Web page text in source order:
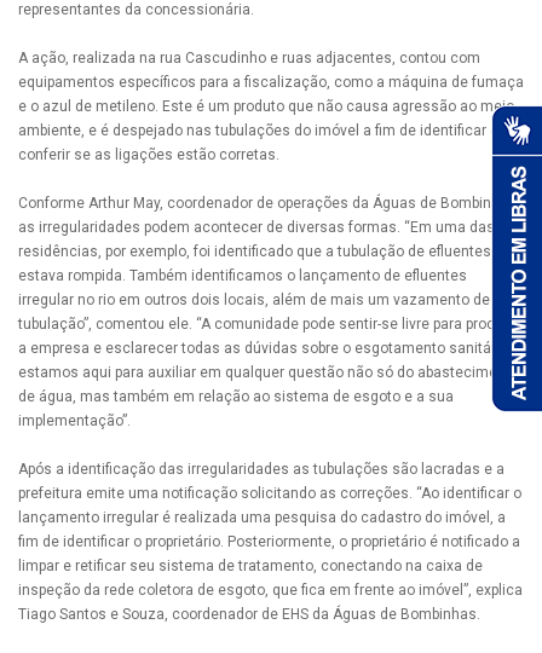
representantes da concessionária.
A ação, realizada na rua Cascudinho e ruas adjacentes, contou com
equipamentos específicos para a fiscalização, como a máquina de fumaça
e o azul de metileno. Este é um produto que não causa agressão ao meio
ambiente, e é despejado nas tubulações do imóvel a fim de identificar e
conferir se as ligações estão corretas.
Conforme Arthur May, coordenador de operações da Águas de Bombinhas,
as irregularidades podem acontecer de diversas formas. “Em uma das
residências, por exemplo, foi identificado que a tubulação de efluentes
estava rompida. Também identificamos o lançamento de efluentes
irregular no rio em outros dois locais, além de mais um vazamento de
tubulação”, comentou ele. “A comunidade pode sentir-se livre para procurar
a empresa e esclarecer todas as dúvidas sobre o esgotamento sanitário,
estamos aqui para auxiliar em qualquer questão não só do abastecimento
de água, mas também em relação ao sistema de esgoto e a sua
implementação”.
Após a identificação das irregularidades as tubulações são lacradas e a
prefeitura emite uma notificação solicitando as correções. “Ao identificar o
lançamento irregular é realizada uma pesquisa do cadastro do imóvel, a
fim de identificar o proprietário. Posteriormente, o proprietário é notificado a
limpar e retificar seu sistema de tratamento, conectando na caixa de
inspeção da rede coletora de esgoto, que fica em frente ao imóvel”, explica
Tiago Santos e Souza, coordenador de EHS da Águas de Bombinhas.